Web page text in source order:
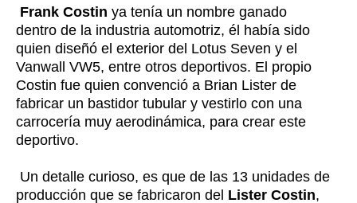
Frank Costin ya tenía un nombre ganado
dentro de la industria automotriz, él había sido
quien diseñó el exterior del Lotus Seven y el
Vanwall VW5, entre otros deportivos. El propio
Costin fue quien convenció a Brian Lister de
fabricar un bastidor tubular y vestirlo con una
carrocería muy aerodinámica, para crear este
deportivo.
Un detalle curioso, es que de las 13 unidades de
producción que se fabricaron del Lister Costin,